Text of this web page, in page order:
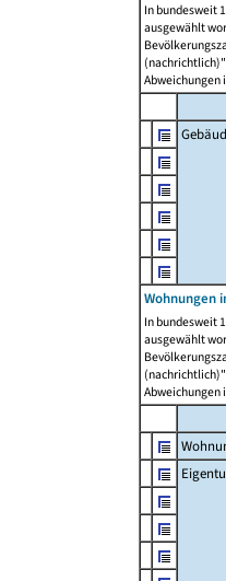
In bundesweit
ausgewählt
Abweichungen
Wohnungen
In bundesweit
ausgewählt
Abweichungen